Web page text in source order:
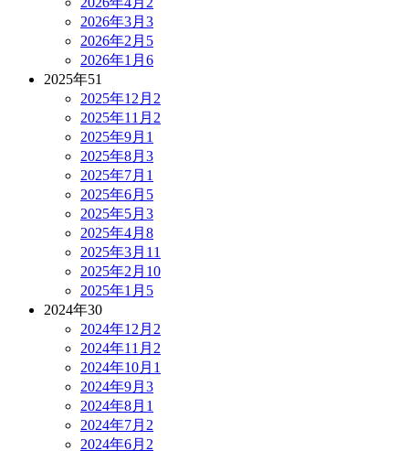
2026年3月 3
2026年2月 5
2026年1月 6
2025年51
2025年12月 2
2025年11月 2
2025年9月 1
2025年8月 3
2025年7月 1
2025年6月 5
2025年5月 3
2025年4月 8
2025年3月 11
2025年2月 10
2025年1月 5
2024年30
2024年12月 2
2024年11月 2
2024年10月 1
2024年9月 3
2024年8月 1
2024年7月 2
2024年6月 2